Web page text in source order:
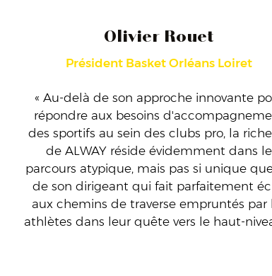
Olivier Rouet
Président Basket Orléans Loiret
« Au-delà de son approche innovante
répondre aux besoins
des sportifs au sein des clubs pro, la
de ALWAY réside évidemment dans le
parcours atypique, mais pas si unique
de son dirigeant qui fait parfaitement
aux chemins de traverse empruntés par
athlètes dans leur quête vers le haut-